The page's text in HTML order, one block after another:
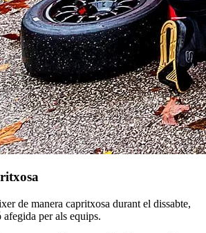
de manera capritxosa durant el dissabte,
per als equips.